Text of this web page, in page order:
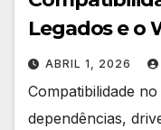
Legados e o
ABRIL 1, 2026
Compatibilidade
dependências,